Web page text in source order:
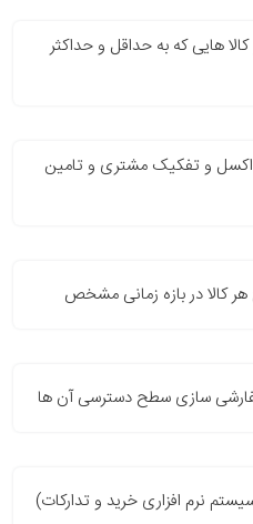
هایی که به حداقل و حداکثر
و تفکیک مشتری و تامین
کالا در بازه زمانی مشخص
سازی سطح دسترسی آن ها
سیستم نرم افزاری خرید و تدارکات)